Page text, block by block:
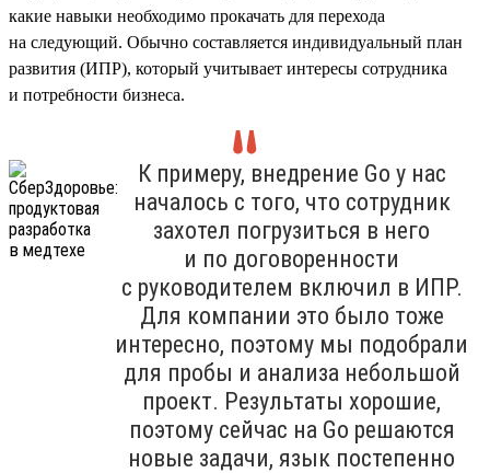
какие навыки необходимо прокачать для перехода
на следующий. Обычно составляется индивидуальный план
развития (ИПР), который учитывает интересы сотрудника
и потребности бизнеса.
К примеру, внедрение Go у нас
началось с того, что сотрудник
захотел погрузиться в него
и по договоренности
с руководителем включил в ИПР.
Для компании это было тоже
интересно, поэтому мы подобрали
для пробы и анализа небольшой
проект. Результаты хорошие,
поэтому сейчас на Go решаются
новые задачи, язык постепенно